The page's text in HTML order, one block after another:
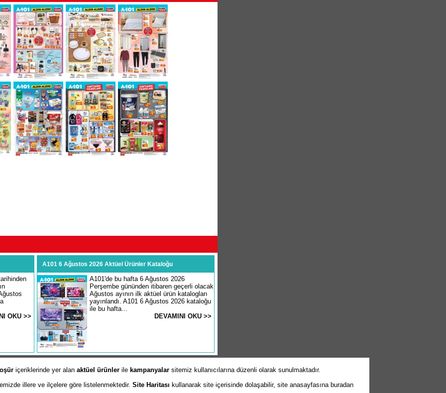
OKU >>
A101 6 Ağustos 2026 Aktüel Ürünler Kataloğu
A101'de bu hafta 6 Ağustos 2026
Perşembe gününden itibaren geçerli olacak
Ağustos ayının ilk aktüel ürün katalogları
yayınlandı. A101 6 Ağustos 2026 kataloğu
ile bu hafta...
DEVAMINI OKU >>
içeriklerinde yer alan aktüel ürünlerile kampanyalarsitemiz kullanıcılarına düzenli olarak sunulmaktadır.
illere ve ilçelere göre listelenmektedir. Site Haritası kullanarak site içerisinde dolaşabilir, site anasayfasına buradan